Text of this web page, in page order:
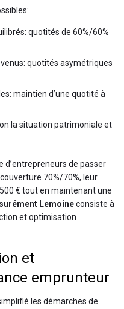
quotités de 60%/60%
quotités asymétriques
maintien d’une quotité à
la situation patrimoniale et
d’entrepreneurs de passer
70%/70%, leur
€ tout en maintenant une
Lemoineconsiste à
et optimisation
et
emprunteur
les démarches de